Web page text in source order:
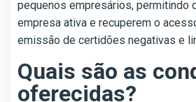
pequenos empresários, permitindo
empresa ativa e recuperem o
emissão de certidões negativas e
Quais são as
oferecidas?